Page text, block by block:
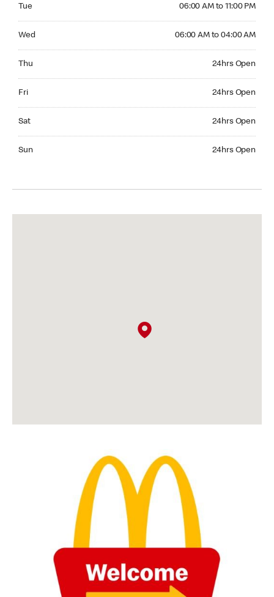
Tue 06:00 AM to 11:00 PM
Wed 06:00 AM to 04:00 AM
Thu 24hrs Open
Fri 24hrs Open
Sat 24hrs Open
Sun 24hrs Open